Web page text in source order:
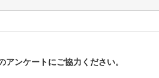
び
アンケートにご協力ください。